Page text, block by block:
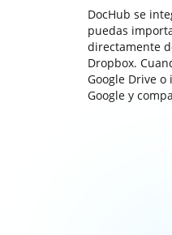
DocHub se
puedas
directamente
Dropbox.
Google Drive
Google y